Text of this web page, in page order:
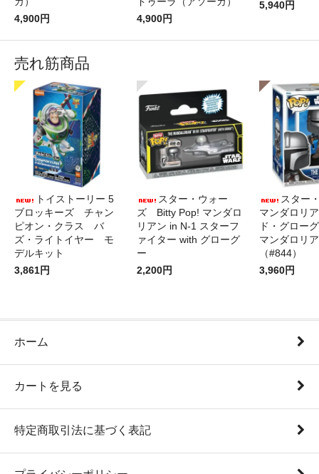
4,900円
4,900円
5,940円
売れ筋商品
トイストーリー 5
ブロッキーズ チャン
ピオン・クラス バ
ズ・ライトイヤー モ
デルキット
3,861円
スター・ウォー
ズ Bitty Pop! マンダロ
リアン in N-1 スターフ
ァイター with グローグ
ー
2,200円
スター
マンダロリ
ド・グロー
マンダロリ
（#844）
3,960円
ホーム
カートを見る
特定商取引法に基づく表記